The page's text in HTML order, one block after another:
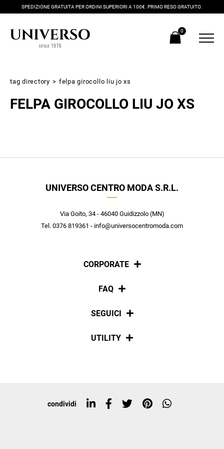
SPEDIZIONE GRATUITA PER ORDINI SUPERIORI A 100€. PRIMO RESO GRATUITO.
0
tag directory > felpa girocollo liu jo xs
FELPA GIROCOLLO LIU JO XS
UNIVERSO CENTRO MODA S.R.L.
Via Goito, 34 - 46040 Guidizzolo (MN)
Tel. 0376 819361 - info@universocentromoda.com
CORPORATE
Chi siamo
FAQ
Pagamenti
SEGUICI
Social
UTILITY
Top ricerche
condividi
Ricevi subito il tuo promocode con lo sconto del 20% su tutti i
nuovi arrivi utilizzabile anche in negozio!
scopri in anteprima le offerte in esclusiva a te riservate.